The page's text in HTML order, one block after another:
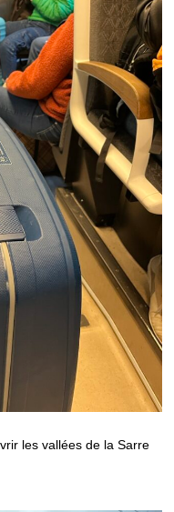
les vallées de la Sarre